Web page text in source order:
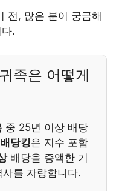
전, 많은 분이 궁금해
.
족은 어떻게
중 25년 이상 배당
배당킹은 지수 포함
배당을 증액한 기
를 자랑합니다.